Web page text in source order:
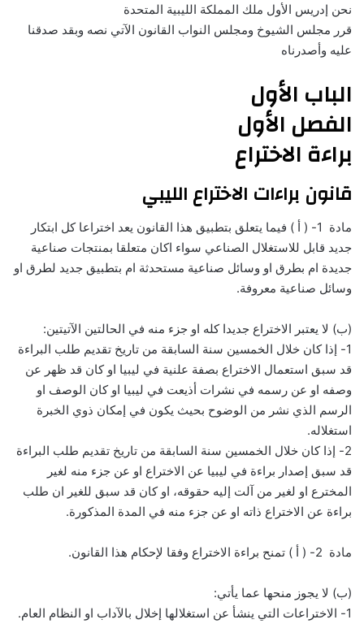
نحن إدريس الأول ملك المملكة الليبية المتحدة
قرر مجلس الشيوخ ومجلس النواب القانون الآتي نصه وبقد صدقنا
عليه وأصدرناه
الباب الأول
الفصل الأول
براءة الاختراع
قانون براءات الاختراع الليبي
مادة 1- ( أ ) فيما يتعلق بتطبيق هذا القانون يعد اختراعا كل ابتكار
جديد قابل للاستغلال الصناعي سواء اكان متعلقا بمنتجات صناعية
جديدة ام بطرق او وسائل صناعية مستحدثة ام بتطبيق جديد لطرق او
وسائل صناعية معروفة.
(ب) لا يعتبر الاختراع جديدا كله او جزء منه في الحالتين الآتيتين:
1- إذا كان خلال الخمسين سنة السابقة من تاريخ تقديم طلب البراءة
قد سبق استعمال الاختراع بصفة علنية في ليبيا او كان قد ظهر عن
وصفه او عن رسمه في نشرات أذيعت في ليبيا او كان الوصف او
الرسم الذي نشر من الوضوح بحيث يكون في إمكان ذوي الخبرة
استغلاله.
2- إذا كان خلال الخمسين سنة السابقة من تاريخ تقديم طلب البراءة
قد سبق إصدار براءة في ليبيا عن الاختراع او عن جزء منه لغير
المخترع او لغير من آلت إليه حقوقه، او كان قد سبق للغير ان طلب
براءة عن الاختراع ذاته او عن جزء منه في المدة المذكورة.
مادة 2- ( أ ) تمنح براءة الاختراع وفقا لإحكام هذا القانون.
(ب) لا يجوز منحها عما يأتي:
1- الاختراعات التي ينشأ عن استغلالها إخلال بالآداب او النظام العام.